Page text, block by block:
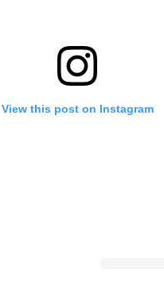
View this post on Instagram